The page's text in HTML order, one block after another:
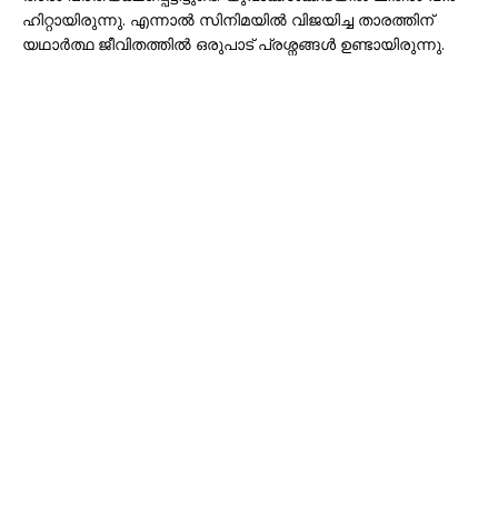
ഹിറ്റായിരുന്നു. എന്നാൽ സിനിമയിൽ വിജയിച്ച താരത്തിന്
യഥാർത്ഥ ജീവിതത്തിൽ ഒരുപാട് പ്രശ്നങ്ങൾ ഉണ്ടായിരുന്നു.